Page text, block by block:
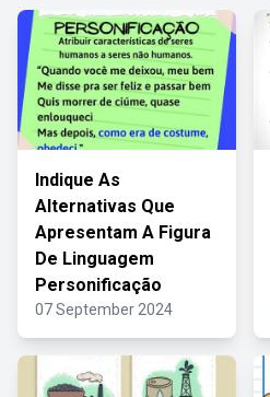
Indique As
Alternativas Que
Apresentam A Figura
De Linguagem
Personificação
07 September 2024